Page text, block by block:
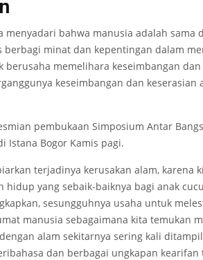
menyadari bahwa manusia adalah sama
berbagi minat dan kepentingan dalam
memelihara keseimbangan dan
keseimbangan dan keserasian
pembukaan Simposium Antar
Istana Bogor Kamis pagi.
terjadinya kerusakan alam, karena
yang sebaik-baiknya bagi anak
sesungguhnya usaha untuk
manusia sebagaimana kita temukan
alam sekitarnya sering kali
dan berbagai ungkapan